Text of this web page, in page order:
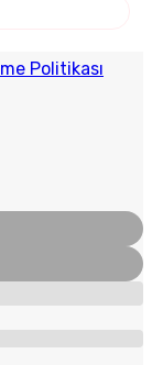
Politikası